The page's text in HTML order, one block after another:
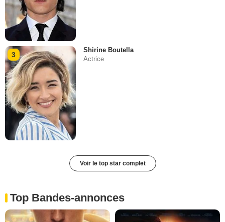
3
Shirine Boutella
Actrice
Voir le top star complet
Top Bandes-annonces